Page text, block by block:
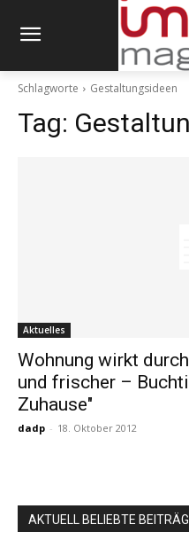
Schlagworte Gestaltungsideen
Tag:
Aktuelles
Wohnung wirkt
und frischer –
Zuhause"
dadp - 18. Oktober 2012
AKTUELL BELIEBTE